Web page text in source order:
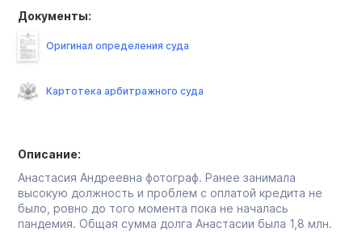
Описание:
Анастасия Андреевна фотограф. Ранее занимала
высокую должность и проблем с оплатой кредита не
было, ровно до того момента пока не началась
пандемия. Общая сумма долга Анастасии была 1,8 млн.
Документы:
Оригинал определения суда
Картотека арбитражного суда